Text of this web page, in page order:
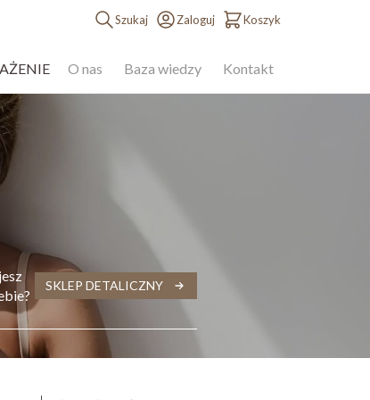
Szukaj Zaloguj Koszyk
O nas Baza wiedzy Kontakt
SKLEP DETALICZNY